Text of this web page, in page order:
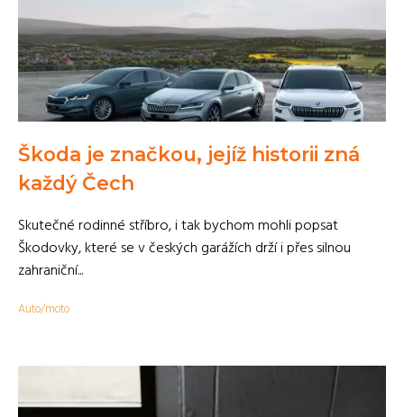
Škoda je značkou, jejíž historii zná
každý Čech
Skutečné rodinné stříbro, i tak bychom mohli popsat
Škodovky, které se v českých garážích drží i přes silnou
zahraniční...
Auto/moto